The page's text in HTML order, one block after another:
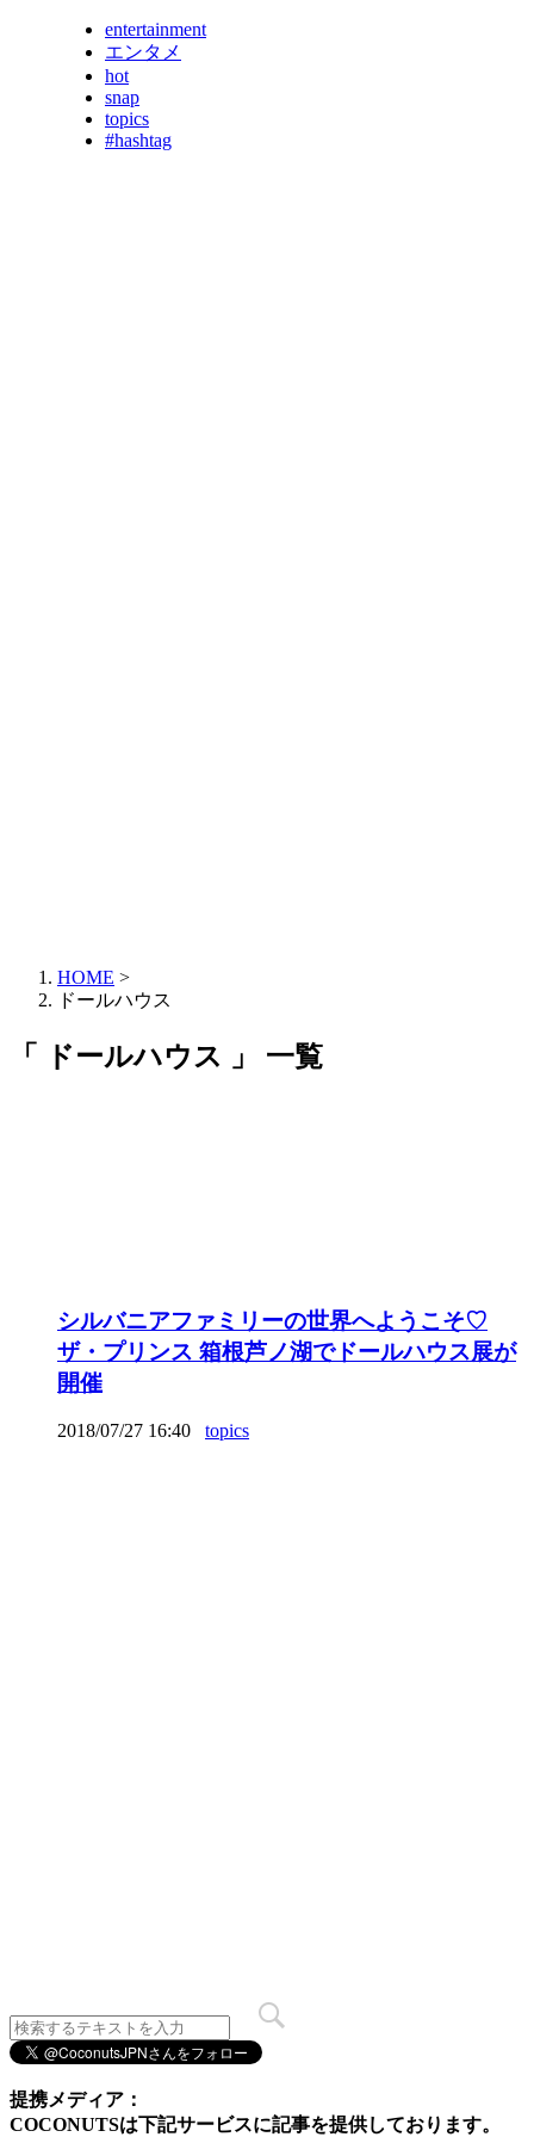
entertainment
エンタメ
hot
snap
topics
#hashtag
HOME >
ドールハウス
「 ドールハウス 」 一覧
シルバニアファミリーの世界へようこそ♡
ザ・プリンス 箱根芦ノ湖でドールハウス展が
開催
2018/07/27 16:40 topics
提携メディア：
COCONUTSは下記サービスに記事を提供しております。